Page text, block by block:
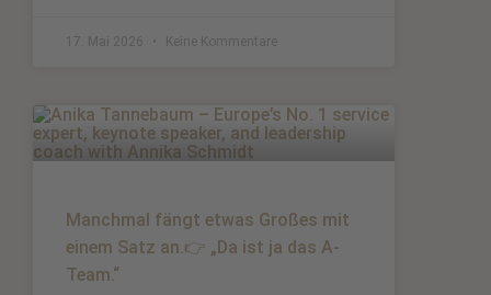
17. Mai 2026 Keine Kommentare
Manchmal fängt etwas Großes mit
einem Satz an.👉 „Da ist ja das A-
Team.“